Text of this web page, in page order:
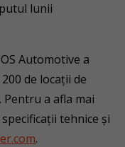
lunii
Automotive a
de locații de
Pentru a afla mai
tehnice și
.